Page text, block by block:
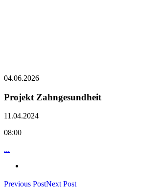
04.06.2026
Projekt Zahngesundheit
11.04.2024
08:00
...
Previous PostNext Post